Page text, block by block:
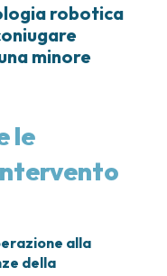
robotica
minore
le
alla
della